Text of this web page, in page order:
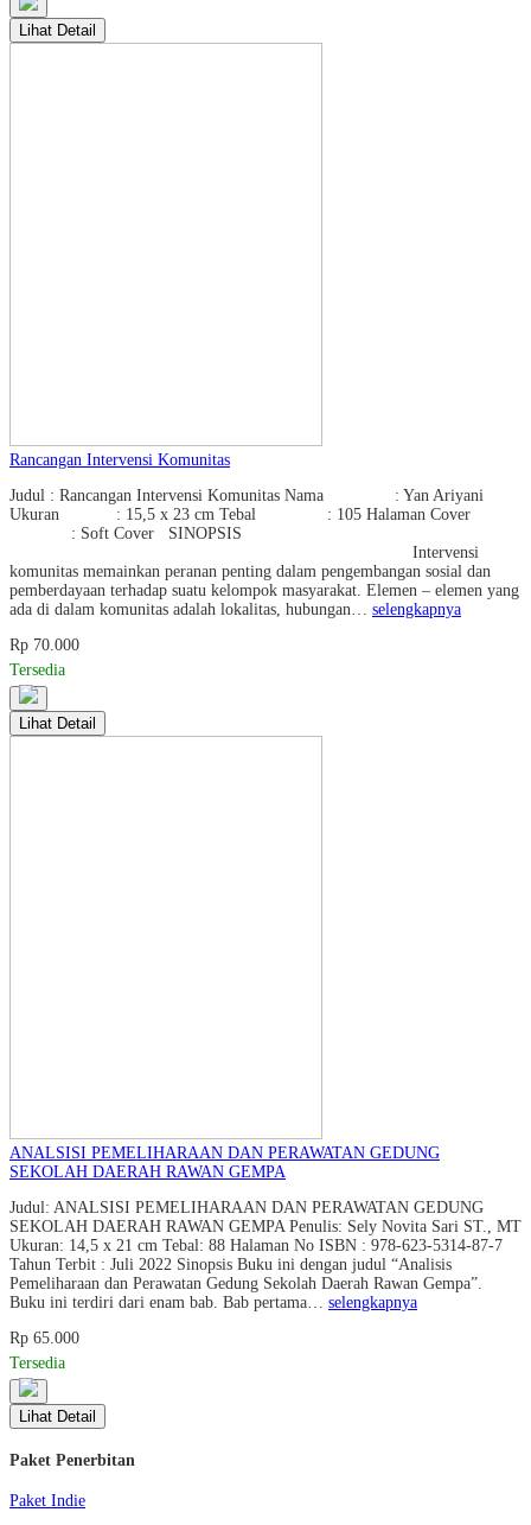
Lihat Detail
Rancangan Intervensi Komunitas
Judul : Rancangan Intervensi Komunitas Nama : Yan Ariyani
Ukuran : 15,5 x 23 cm Tebal : 105 Halaman Cover
: Soft Cover SINOPSIS
Intervensi
komunitas memainkan peranan penting dalam pengembangan sosial dan
pemberdayaan terhadap suatu kelompok masyarakat. Elemen – elemen yang
ada di dalam komunitas adalah lokalitas, hubungan… selengkapnya
Rp 70.000
Tersedia
Lihat Detail
ANALSISI PEMELIHARAAN DAN PERAWATAN GEDUNG
SEKOLAH DAERAH RAWAN GEMPA
Judul: ANALSISI PEMELIHARAAN DAN PERAWATAN GEDUNG
SEKOLAH DAERAH RAWAN GEMPA Penulis: Sely Novita Sari ST., MT
Ukuran: 14,5 x 21 cm Tebal: 88 Halaman No ISBN : 978-623-5314-87-7
Tahun Terbit : Juli 2022 Sinopsis Buku ini dengan judul “Analisis
Pemeliharaan dan Perawatan Gedung Sekolah Daerah Rawan Gempa”.
Buku ini terdiri dari enam bab. Bab pertama… selengkapnya
Rp 65.000
Tersedia
Lihat Detail
Paket Penerbitan
Paket Indie